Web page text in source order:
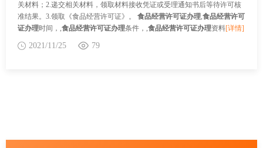
关材料；2.递交相关材料，领取材料接收凭证或受理通知书后等待许可核
准结果。3.领取《食品经营许可证》。 食品经营许可证办理,食品经营许可
证办理时间，,食品经营许可证办理条件，,食品经营许可证办理资料[详情]
2021/11/25 79